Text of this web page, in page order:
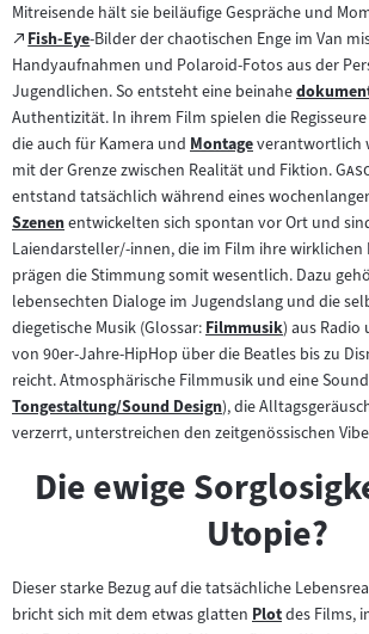
Mitreisende hält sie beiläufige Gespräche und
Zum
externen
Inhalt:
Fish-Eye
(öffnet
im
neuen
Tab)
-Bilder der chaotischen Enge im Van
Handyaufnahmen und Polaroid-Fotos aus der
Jugendlichen. So entsteht eine beinaheZum
Inhalt:
Authentizität. In ihrem Film spielen die
die auch für Kamera und Zum
Inhalt:
Montageverantwortlich
mit der Grenze zwischen Realität und Fiktion."
entstand tatsächlich während eines
Zum
Inhalt:
Szenenentwickelten sich spontan vor Ort und
Laiendarsteller/-innen, die im Film ihre wirklichen
prägen die Stimmung somit wesentlich. Dazu
lebensechten Dialoge im Jugendslang und die
diegetische Musik (Glossar:Zum
Inhalt:
Filmmusik) aus
von 90er-Jahre-HipHop über die Beatles bis zu
reicht. Atmosphärische Filmmusik und eine
Zum
Inhalt:
Tongestaltung/Sound Design), die
verzerrt, unterstreichen den zeitgenössischen
Die ewige
Utopie?
Dieser starke Bezug auf die tatsächliche
bricht sich mit dem etwas glatten Zum
Plotdes Films,